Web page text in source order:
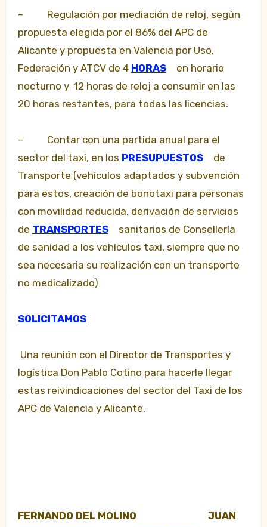
– Regulación por mediación de reloj, según
propuesta elegida por el 86% del APC de
Alicante y propuesta en Valencia por Uso,
Federación y ATCV de 4 HORAS
en horario
nocturno y 12 horas de reloj a consumir en las
20 horas restantes, para todas las licencias.
– Contar con una partida anual para el
sector del taxi, en los PRESUPUESTOS
de
Transporte (vehículos adaptados y subvención
para estos, creación de bonotaxi para personas
con movilidad reducida, derivación de servicios
de TRANSPORTES
sanitarios de Consellería
de sanidad a los vehículos taxi, siempre que no
sea necesaria su realización con un transporte
no medicalizado)
SOLICITAMOS
Una reunión con el Director de Transportes y
logística Don Pablo Cotino para hacerle llegar
estas reivindicaciones del sector del Taxi de los
APC de Valencia y Alicante.
FERNANDO DEL MOLINO JUAN